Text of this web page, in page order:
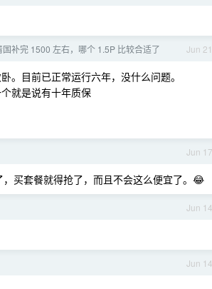
Jun 21
补完 1500 左右，哪个 1.5P 比较合适了
。目前已正常运行六年，没什么问题。
就是说有十年质保
Jun 17
买套餐就得抢了，而且不会这么便宜了。😂
Jun 14
Jun 14